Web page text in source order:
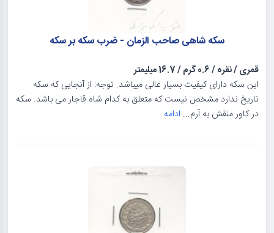
سکه شاهی صاحب الزمان - ضرب سکه بر سکه
قمری/نقره/0.6 گرم /16.7 میلیمتر
این سکه دارای کیفیت بسیار عالی میباشد. توجه: از آنجایی که سکه
تاریخ ندارد مشخص نیست که متعلق به کدام شاه قاجار می باشد. سکه
در کاور منقش به آرم... ادامه